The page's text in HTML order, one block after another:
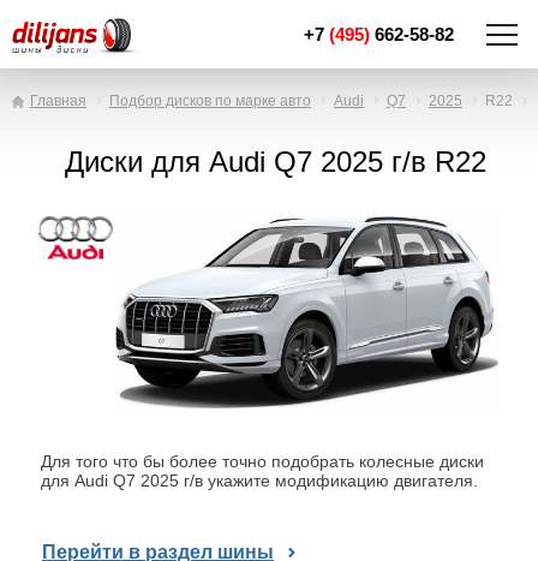
+7 (495) 662-58-82
Главная Подбор дисков по марке авто Audi Q7 2025 R22
Диски для Audi Q7 2025 г/в R22
Для того что бы более точно подобрать колесные диски
для Audi Q7 2025 г/в укажите модификацию двигателя.
Перейти в раздел шины